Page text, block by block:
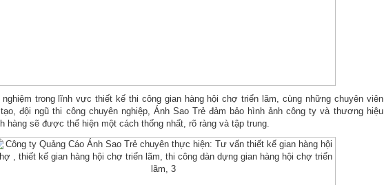
trong lĩnh vực thiết kế thi công gian hàng hội chợ triển lãm, cùng những chuyên viên
đội ngũ thi công chuyên nghiệp, Ánh Sao Trẻ đảm bảo hình ảnh công ty và thương hiệu
hàng sẽ được thể hiện một cách thống nhất, rõ ràng và tập trung.